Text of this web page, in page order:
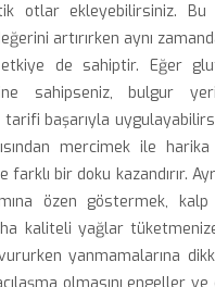
otlar ekleyebilirsiniz. Bu
artırırken aynı
de sahiptir. Eğer
sahipseniz, bulgur
başarıyla
mercimek ile
bir doku kazandırır.
özen göstermek, kalp
kaliteli yağlar
yanmamalarına